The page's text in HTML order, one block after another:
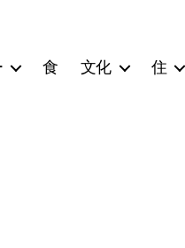
食 文化 住